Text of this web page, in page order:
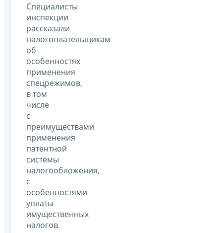
Специалисты
инспекции
рассказали
налогоплательщикам
об
особенностях
применения
спецрежимов,
в том
числе
с
преимуществами
применения
патентной
системы
налогообложения,
с
особенностями
уплаты
имущественных
налогов.